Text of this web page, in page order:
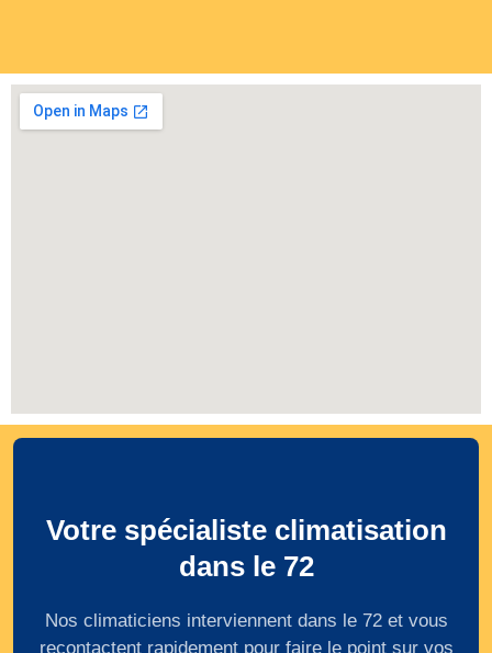
Votre spécialiste climatisation
dans le 72
Nos climaticiens interviennent dans le 72 et vous
recontactent rapidement pour faire le point sur vos